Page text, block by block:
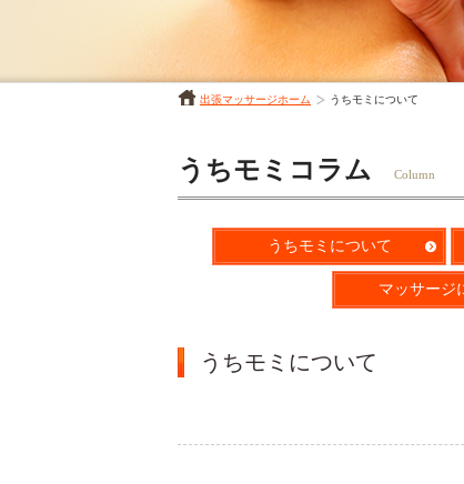
出張マッサージホーム うちモミについて
うちモミコラム Column
うちモミについて
マッサージ
うちモミについて